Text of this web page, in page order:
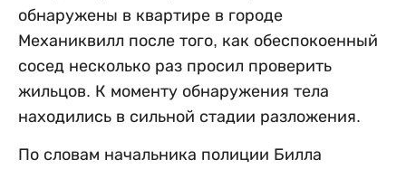
обнаружены в квартире в городе
Механиквилл после того, как обеспокоенный
сосед несколько раз просил проверить
жильцов. К моменту обнаружения тела
находились в сильной стадии разложения.
По словам начальника полиции Билла